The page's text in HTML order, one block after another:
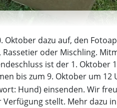
dazu auf, den
oder Mischling.
ist der 1. Oktober
bis zum 9. Oktober um
Hund) einsenden. Wir
stellt. Mehr dazu